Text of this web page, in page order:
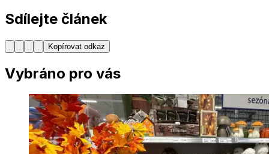
Sdílejte článek
Kopírovat odkaz
Vybráno pro vás